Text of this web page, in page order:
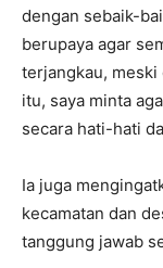
dengan sebaik-
berupaya agar
terjangkau, meski
itu, saya minta
secara hati-hati
Ia juga
kecamatan dan
tanggung jawab